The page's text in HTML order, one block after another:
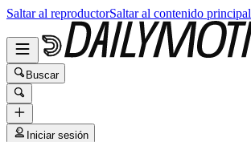
Saltar al reproductorSaltar al contenido principal
Buscar
Iniciar sesión